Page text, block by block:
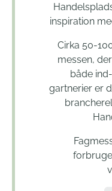
inspiration
Cirka 50-
messen,
både
gartnerier er